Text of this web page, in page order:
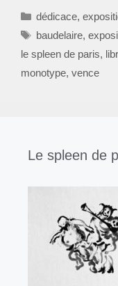
Catégories
dédicace,
Étiquettes
baudelaire,
le spleen de paris,
monotype, vence
Le spleen de